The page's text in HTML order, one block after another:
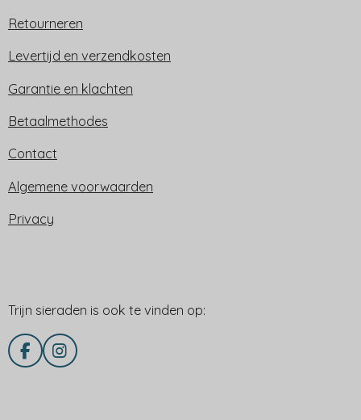
Retourneren
Levertijd en verzendkosten
Garantie en klachten
Betaalmethodes
Contact
Algemene voorwaarden
Privacy
Trijn sieraden is ook te vinden op:
F
a
I
n